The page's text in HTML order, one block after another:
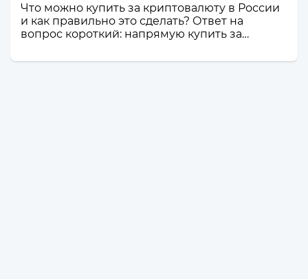
Что можно купить за криптовалюту в России
и как правильно это сделать? Ответ на
вопрос короткий: напрямую купить за
нельзя. Российское законодательство не